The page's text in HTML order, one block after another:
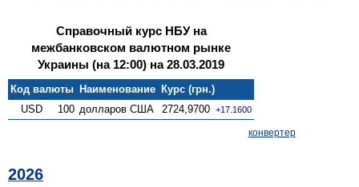
Справочный курс НБУ на
межбанковском валютном рынке
Украины (на 12:00) на 28.03.2019
Код валюты Наименование Курс (грн.)
USD
100 долларов США 2724,9700 +17.1600
конвертер
2026